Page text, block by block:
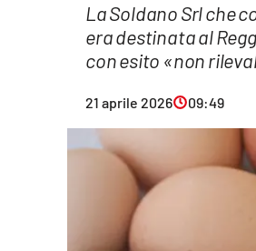
La Soldano Srl che
era destinata al
con esito «non
21 aprile 2026 09:49